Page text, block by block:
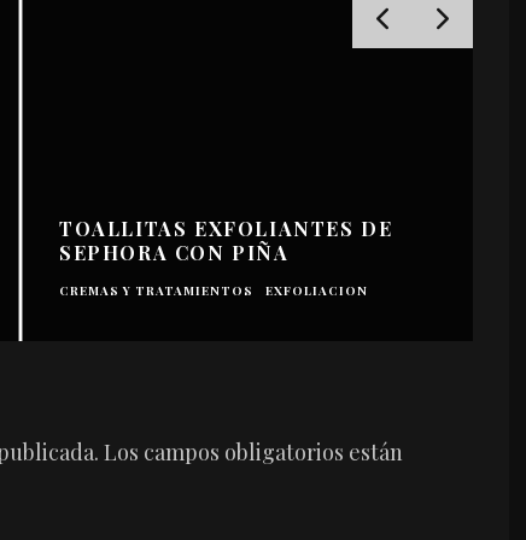
TOALLITAS EXFOLIANTES DE
SEPHORA CON PIÑA
CREMAS Y TRATAMIENTOS EXFOLIACION
Los campos obligatorios están